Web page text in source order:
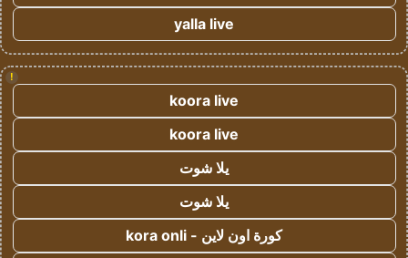
yalla live
!
koora live
koora live
يلا شوت
يلا شوت
كورة اون لاين - kora onli